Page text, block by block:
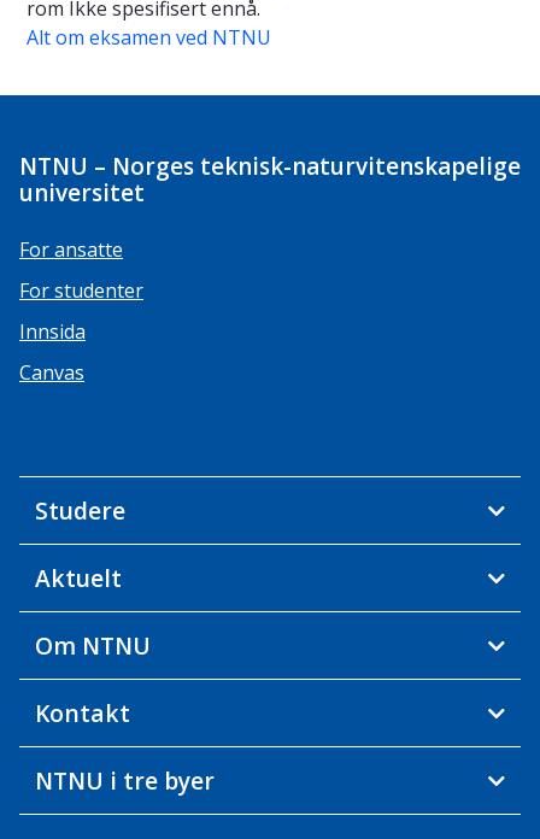
rom Ikke spesifisert ennå.
Alt om eksamen ved NTNU
NTNU – Norges teknisk-naturvitenskapelige
universitet
For ansatte
For studenter
Innsida
Canvas
Studere
Aktuelt
Om NTNU
Kontakt
NTNU i tre byer